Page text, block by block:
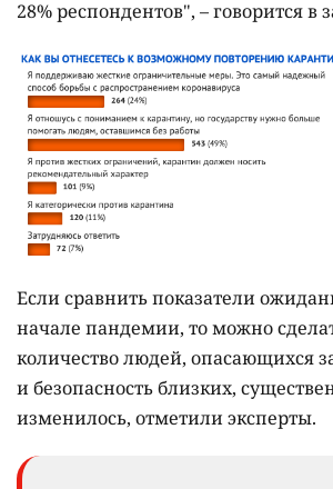
28% респондентов", – говорится в
Если сравнить показатели
начале пандемии, то можно
количество людей, опасающихся
и безопасность близких,
изменилось, отметили эксперты.